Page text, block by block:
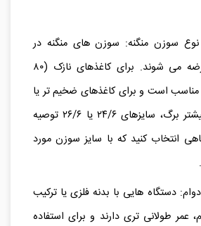
نوع سوزن منگنه: سوزن‌ های منگنه در
سایزهای مختلف عرضه می‌ شوند. برای کاغذهای نازک (۸۰
سوزن سایز ۱۰ مناسب است و برای کاغذهای ضخیم‌ تر یا
منگنه کردن تعداد بیشتر برگ، سایزهای ۲۴/۶ یا ۲۶/۶ توصیه
انتخاب کنید که با سایز سوزن مورد
دستگاه‌ هایی با بدنه فلزی یا ترکیب
عمر طولانی‌ تری دارند و برای استفاده